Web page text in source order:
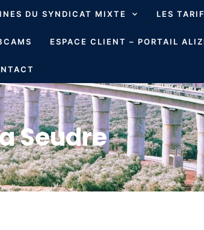
DU SYNDICAT MIXTE LES
ESPACE CLIENT – PORTAIL
Seudre